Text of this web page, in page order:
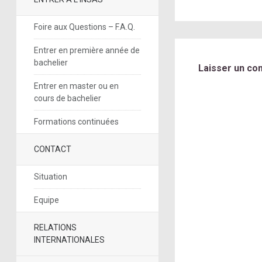
Foire aux Questions – F.A.Q.
Entrer en première année de
bachelier
Entrer en master ou en
cours de bachelier
Formations continuées
CONTACT
Situation
Equipe
RELATIONS
INTERNATIONALES
Laisser un